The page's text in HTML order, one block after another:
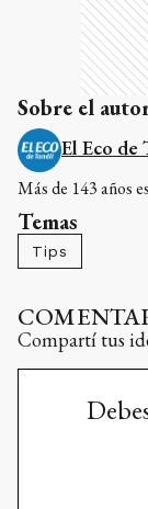
Sobre el
El Eco de
Más de 143 años
Temas
Tips
Compartí tus